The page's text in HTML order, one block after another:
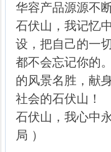
华容产品源源不
石伏山，我记忆
设，把自己的一
都不会忘记你的
的风景名胜，献
社会的石伏山！
石伏山，我心中
局 ）